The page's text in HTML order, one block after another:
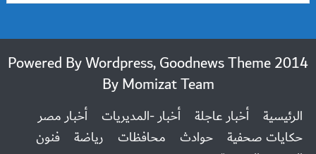
2014 Powered By Wordpress, Goodnews Theme
ByMomizat Team
الرئيسية أخبار عاجلة أخبار -المديريات
أخبار مصر
حكايات صحفية
حوادث محافظات رياضة
فنون